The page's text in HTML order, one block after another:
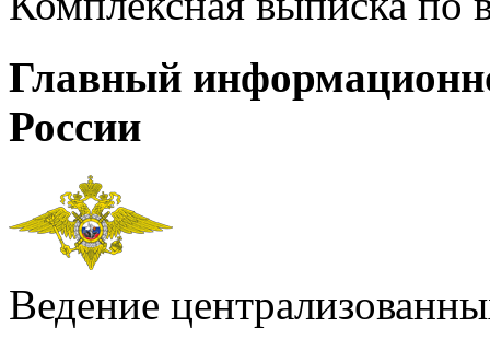
Главный
России
Ведение